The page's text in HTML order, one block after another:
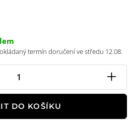
termín doručení ve středu 12.08.
+
DO KOŠÍKU